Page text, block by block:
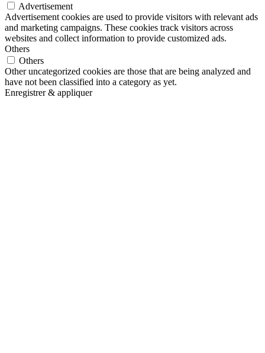
Advertisement
Advertisement cookies are used to provide visitors with relevant ads
and marketing campaigns. These cookies track visitors across
websites and collect information to provide customized ads.
Others
Others
Other uncategorized cookies are those that are being analyzed and
have not been classified into a category as yet.
Enregistrer & appliquer